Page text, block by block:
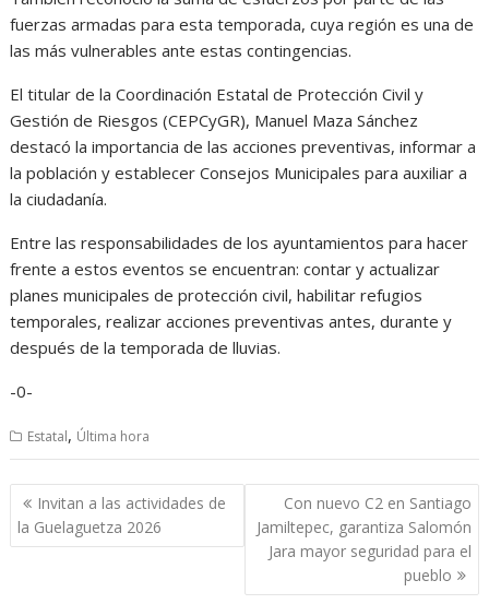
fuerzas armadas para esta temporada, cuya región es una de
las más vulnerables ante estas contingencias.
El titular de la Coordinación Estatal de Protección Civil y
Gestión de Riesgos (CEPCyGR), Manuel Maza Sánchez
destacó la importancia de las acciones preventivas, informar a
la población y establecer Consejos Municipales para auxiliar a
la ciudadanía.
Entre las responsabilidades de los ayuntamientos para hacer
frente a estos eventos se encuentran: contar y actualizar
planes municipales de protección civil, habilitar refugios
temporales, realizar acciones preventivas antes, durante y
después de la temporada de lluvias.
-0-
Estatal, Última hora
Navegación
de
entradas
Invitan a las actividades de
la Guelaguetza 2026
Con nuevo C2 en Santiago
Jamiltepec, garantiza Salomón
Jara mayor seguridad para el
pueblo